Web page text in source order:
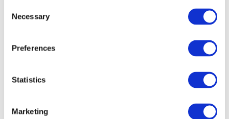
Selection
Necessary
Preferences
Statistics
Marketing
Événements